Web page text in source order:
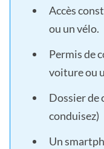
Accès
ou un vélo.
Permis de
voiture ou
Dossier de
conduisez)
Un